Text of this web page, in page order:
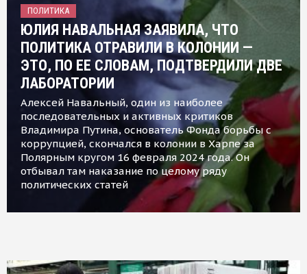
ПОЛИТИКА
ЮЛИЯ НАВАЛЬНАЯ ЗАЯВИЛА, ЧТО
ПОЛИТИКА ОТРАВИЛИ В КОЛОНИИ —
ЭТО, ПО ЕЕ СЛОВАМ, ПОДТВЕРДИЛИ ДВЕ
ЛАБОРАТОРИИ
Алексей Навальный, один из наиболее
последовательных и активных критиков
Владимира Путина, основатель Фонда борьбы с
коррупцией, скончался в колонии в Харпе за
Полярным кругом 16 февраля 2024 года. Он
отбывал там наказание по целому ряду
политических статей